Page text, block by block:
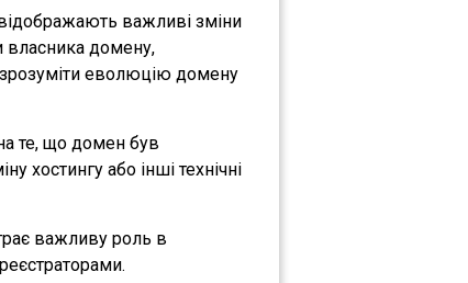
відображають важливі зміни
власника домену,
зрозуміти еволюцію домену
те, що домен був
хостингу або інші технічні
важливу роль в
реєстраторами.